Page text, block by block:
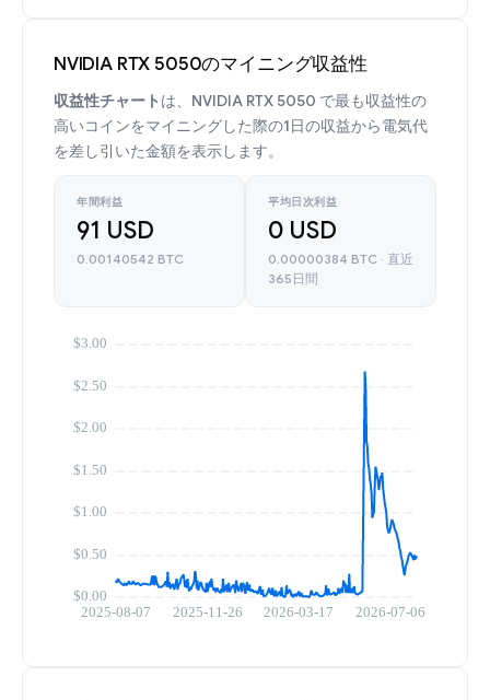
NVIDIA RTX 5050のマイニング収益性
収益性チャート は、NVIDIA RTX 5050 で最も収益性の
高いコインをマイニングした際の1日の収益から電気代
を差し引いた金額を表示します。
年間利益
91 USD
0.00140542 BTC
平均日次利益
0 USD
0.00000384 BTC · 直近
365日間